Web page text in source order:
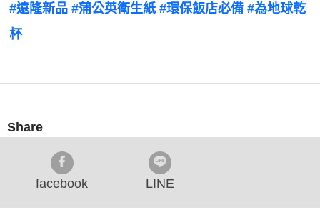
#遠隆新品 #蒲公英衛生紙 #環保飯店必備 #為地球乾
杯
Share
facebook LINE